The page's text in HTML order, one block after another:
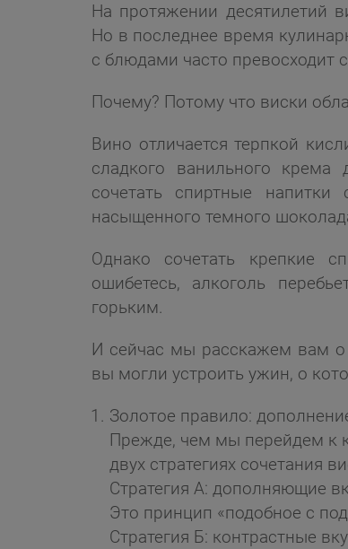
На протяжении десятилетий
Но в последнее время
с блюдами часто превосходит
Почему? Потому что виски
Вино отличается терпкой
сладкого ванильного
сочетать спиртные
насыщенного темного
Однако сочетать крепкие
ошибетесь, алкоголь
горьким.
И сейчас мы расскажем вам о
вы могли устроить ужин, о
Золотое правило:
Прежде, чем мы перейдем к
двух стратегиях сочетания
Стратегия А: дополняющие
Это принцип «подобное с
Стратегия Б: контрастные